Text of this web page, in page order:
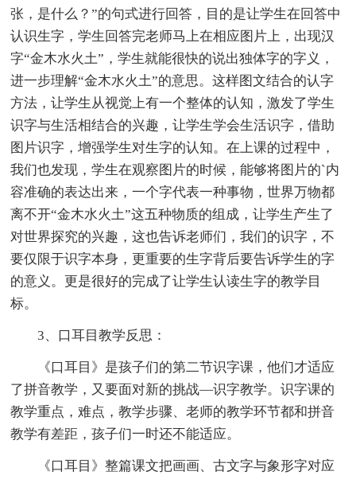
张，是什么？”的句式进行回答，目的是让学生在回答中
认识生字，学生回答完老师马上在相应图片上，出现汉
字“金木水火土”，学生就能很快的说出独体字的字义，
进一步理解“金木水火土”的意思。这样图文结合的认字
方法，让学生从视觉上有一个整体的认知，激发了学生
识字与生活相结合的兴趣，让学生学会生活识字，借助
图片识字，增强学生对生字的认知。在上课的过程中，
我们也发现，学生在观察图片的时候，能够将图片的`内
容准确的表达出来，一个字代表一种事物，世界万物都
离不开“金木水火土”这五种物质的组成，让学生产生了
对世界探究的兴趣，这也告诉老师们，我们的识字，不
要仅限于识字本身，更重要的生字背后要告诉学生的字
的意义。更是很好的完成了让学生认读生字的教学目
标。
3、口耳目教学反思：
《口耳目》是孩子们的第二节识字课，他们才适应
了拼音教学，又要面对新的挑战―识字教学。识字课的
教学重点，难点，教学步骤、老师的教学环节都和拼音
教学有差距，孩子们一时还不能适应。
《口耳目》整篇课文把画画、古文字与象形字对应